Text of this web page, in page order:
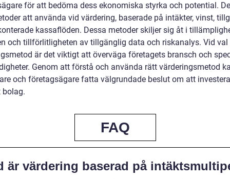
för att bedöma dess ekonomiska styrka och potential.
att använda vid värdering, baserade på intäkter, vinst,
kassaflöden. Dessa metoder skiljer sig åt i
och tillförlitligheten av tillgänglig data och riskanalys. Vid val
är det viktigt att överväga företagets bransch och
Genom att förstå och använda rätt värderingsmetod
och företagsägare fatta välgrundade beslut om att
bolag.
FAQ
är värdering baserad på